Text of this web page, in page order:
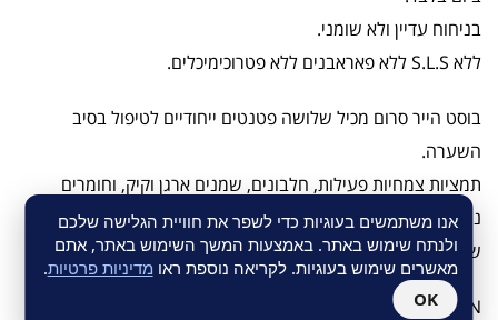
בניחוח עדיין ולא שומני.
ללא S.L.S ללא פאראבנים ללא פטרוכימיכלים.
בוסט הייר סרום מכיל שלושה פטנטים ייחודיים לטיפול בסיב
השערה.
תמציות צמחיות פעילות, חלבונים, שמנים ארגן וקיק, וחומרים
נוספים המסייעים לחיזוק סיב השערה.
שלושת הרכיבים הפטנטים בנוסחה:
ANAGAIN – תמצית מנבטי צמח האפונה – מסייע להמרצת עור
אנו משתמשים בעוגיות כדי לשפר את חוויית הגלישה שלכם
ולנתח שימוש באתר. באמצעות המשך השימוש באתר, אתם
מאשרים שימוש בעוגיות. לקריאה נוספת ראו מדיניות פרטיות.
OK